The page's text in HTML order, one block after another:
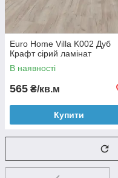
Euro Home Villa K002 Дуб
Крафт сірий ламінат
В наявності
565 ₴/кв.м
Купити